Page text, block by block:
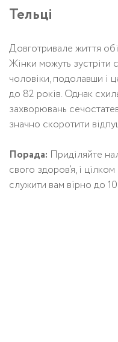
Тельці
Довготривале життя
Жінки можуть зустріти
чоловіки, подолавши і
до 82 років. Однак
захворювань
значно скоротити
Порада: Приділяйте
свого здоров’я, і
служити вам вірно до